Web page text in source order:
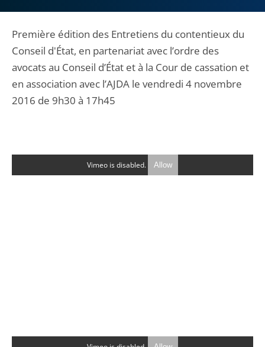
Première édition des Entretiens du contentieux du
Conseil d'État, en partenariat avec l’ordre des
avocats au Conseil d’État et à la Cour de cassation et
en association avec l’AJDA le vendredi 4 novembre
2016 de 9h30 à 17h45
Vimeo is disabled. Allow